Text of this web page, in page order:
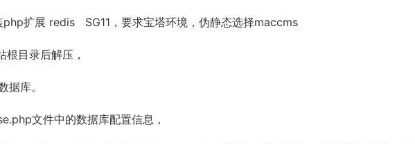
php扩展 redis SG11，要求宝塔环境，伪静态选择maccms
根目录后解压，
据库。
文件中的数据库配置信息，